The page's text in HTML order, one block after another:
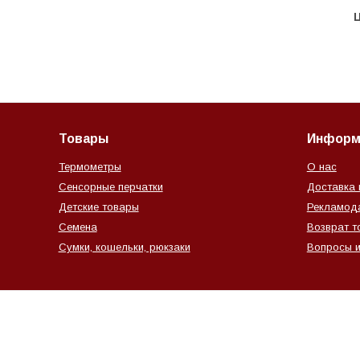
Товары
Термометры
Сенсорные перчатки
Детские товары
Семена
Сумки, кошельки, рюкзаки
О нас
Доставка
Возврат
Вопросы